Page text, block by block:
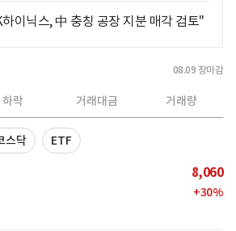
이닉스, 中 충칭 공장 지분 매각 검토"
08.09 장마감
하락 거래대금 거래량
스닥 ETF
8,060
+30%